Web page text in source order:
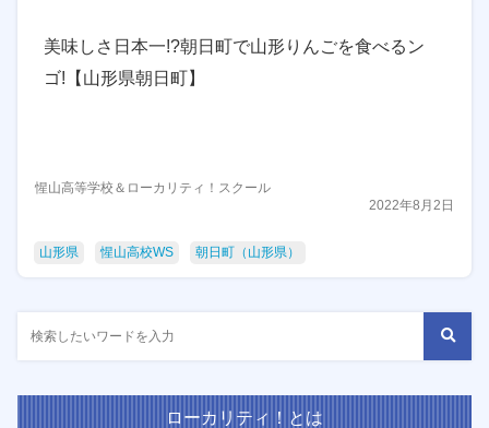
美味しさ日本一!?朝日町で山形りんごを食べるン
ゴ!【山形県朝日町】
惺山高等学校＆ローカリティ！スクール
2022年8月2日
山形県 惺山高校WS 朝日町（山形県）
ローカリティ！とは